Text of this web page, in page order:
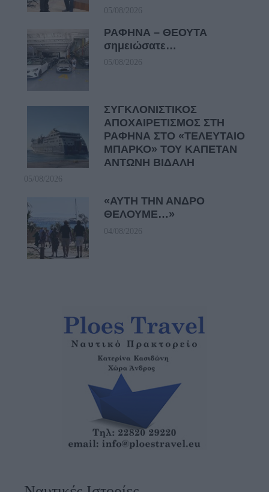
05/08/2026
ΡΑΦΗΝΑ – ΘΕΟΥΤΑ
σημειώσατε…
05/08/2026
ΣΥΓΚΛΟΝΙΣΤΙΚΟΣ
ΑΠΟΧΑΙΡΕΤΙΣΜΟΣ ΣΤΗ
ΡΑΦΗΝΑ ΣΤΟ «ΤΕΛΕΥΤΑΙΟ
ΜΠΑΡΚΟ» ΤΟΥ ΚΑΠΕΤΑΝ
ΑΝΤΩΝΗ ΒΙΔΑΛΗ
05/08/2026
«ΑΥΤΗ ΤΗΝ ΑΝΔΡΟ
ΘΕΛΟΥΜΕ…»
04/08/2026